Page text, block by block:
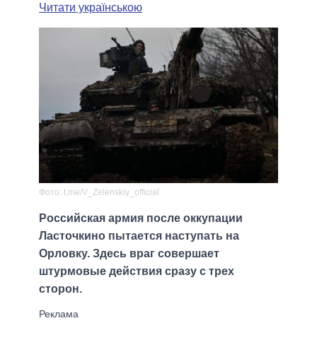
Читати українською
Фото: t.me/V_Zelenskiy_official
Российская армия после оккупации
Ласточкино пытается наступать на
Орловку. Здесь враг совершает
штурмовые действия сразу с трех
сторон.